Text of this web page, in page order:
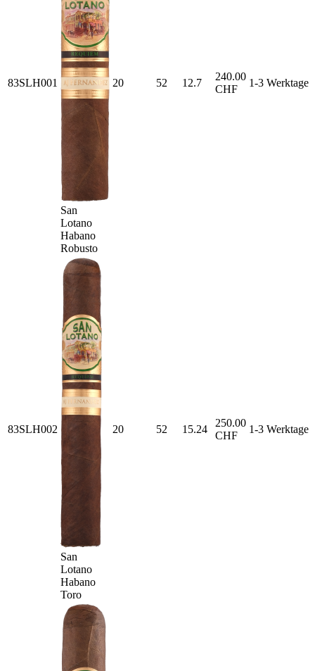
83SLH001
San
Lotano
Habano
Robusto
20 52 12.7
240.00
CHF
1-3 Werktage
83SLH002
San
Lotano
Habano
Toro
20 52 15.24
250.00
CHF
1-3 Werktage